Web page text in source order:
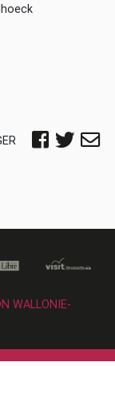
WALLONIE-